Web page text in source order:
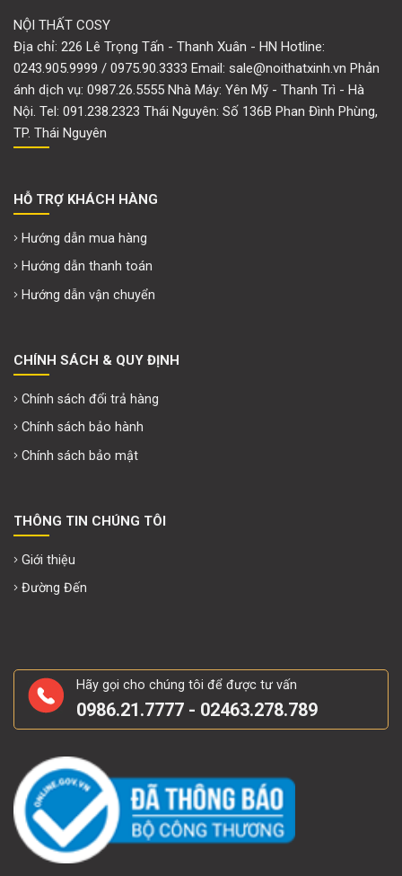
NỘI THẤT COSY
Địa chỉ: 226 Lê Trọng Tấn - Thanh Xuân - HN Hotline:
0243.905.9999 / 0975.90.3333 Email: sale@noithatxinh.vn Phản
ánh dịch vụ: 0987.26.5555 Nhà Máy: Yên Mỹ - Thanh Trì - Hà
Nội. Tel: 091.238.2323 Thái Nguyên: Số 136B Phan Đình Phùng,
TP. Thái Nguyên
HỖ TRỢ KHÁCH HÀNG
Hướng dẫn mua hàng
Hướng dẫn thanh toán
Hướng dẫn vận chuyển
CHÍNH SÁCH & QUY ĐỊNH
Chính sách đổi trả hàng
Chính sách bảo hành
Chính sách bảo mật
THÔNG TIN CHÚNG TÔI
Giới thiệu
Đường Đến
Hãy gọi cho chúng tôi để được tư vấn
0986.21.7777 - 02463.278.789